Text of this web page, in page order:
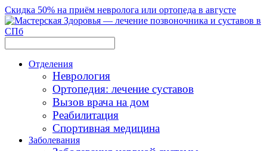
Скидка 50% на приём невролога или ортопеда в августе
Отделения
Неврология
Ортопедия: лечение суставов
Вызов врача на дом
Реабилитация
Спортивная медицина
Заболевания